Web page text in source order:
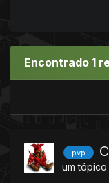
Encontrado 1
pvp
um